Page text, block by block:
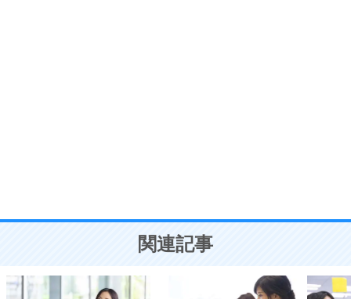
ことが大切。
関連記事